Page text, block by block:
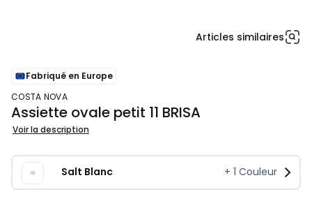
Articles similaires
Fabriqué en Europe
COSTA NOVA
Assiette ovale petit 11 BRISA
Voir la description
Salt Blanc + 1 Couleur